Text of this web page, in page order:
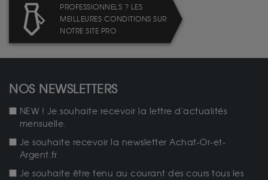
PROFESSIONNELS ? LES
MEILLEURES CONDITIONS SUR
NOTRE SITE PRO
NOS NEWSLETTERS
NEW ! Je souhaite recevoir la lettre d'actualités
mensuelle.
Je souhaite recevoir la newsletter Achat-Or-et-
Argent.fr
Je souhaite être tenu au courant des cours tous les